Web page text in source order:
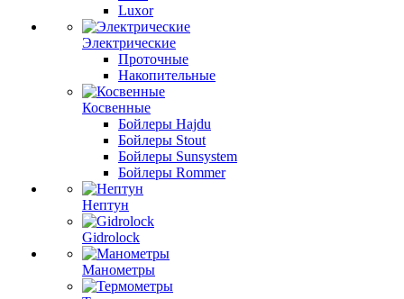
Luxor
Электрические
Проточные
Накопительные
Косвенные
Бойлеры Hajdu
Бойлеры Stout
Бойлеры Sunsystem
Бойлеры Rommer
Нептун
Gidrolock
Манометры